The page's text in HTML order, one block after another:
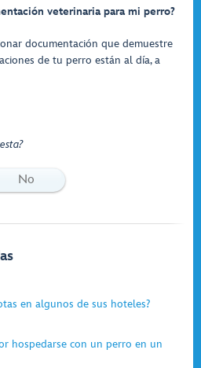
veterinaria para mi perro?
documentación que demuestre
de tu perro están al día, a
No
en algunos de sus hoteles?
hospedarse con un perro en un